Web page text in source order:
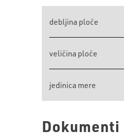
debljina ploče
veličina ploče
jedinica mere
Dokumenti